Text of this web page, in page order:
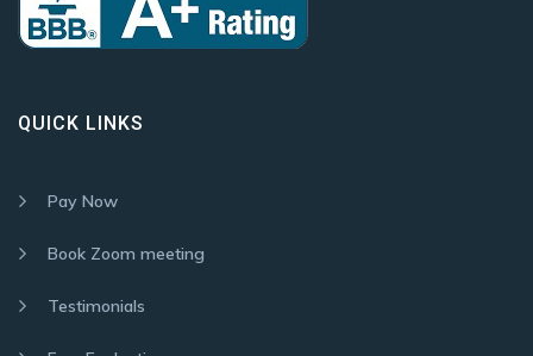
QUICK LINKS
Pay Now
Book Zoom meeting
Testimonials